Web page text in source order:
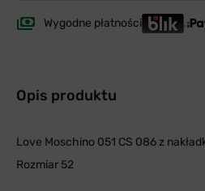
Wygodne płatności
Opis produktu
Love Moschino 051 CS 086 z
Rozmiar 52